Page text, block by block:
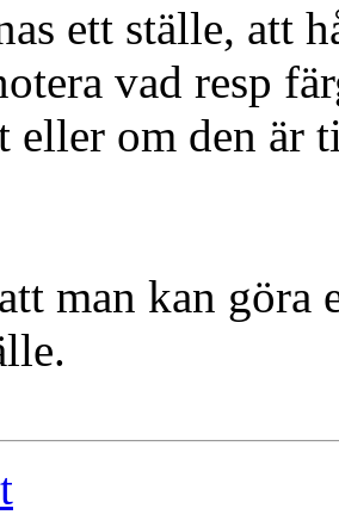
ett ställe, att
vad resp
eller om den
man kan